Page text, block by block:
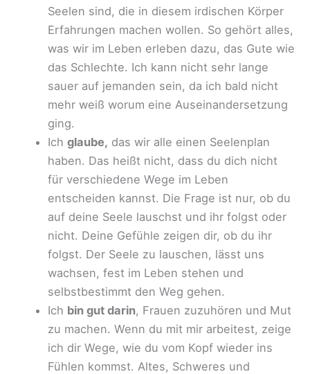
Seelen sind, die in diesem irdischen Körper
Erfahrungen machen wollen. So gehört alles,
was wir im Leben erleben dazu, das Gute wie
das Schlechte. Ich kann nicht sehr lange
sauer auf jemanden sein, da ich bald nicht
mehr weiß worum eine Auseinandersetzung
ging.
Ichglaube, das wir alle einen Seelenplan
haben. Das heißt nicht, dass du dich nicht
für verschiedene Wege im Leben
entscheiden kannst. Die Frage ist nur, ob du
auf deine Seele lauschst und ihr folgst oder
nicht. Deine Gefühle zeigen dir, ob du ihr
folgst. Der Seele zu lauschen, lässt uns
wachsen, fest im Leben stehen und
selbstbestimmt den Weg gehen.
Ich bin gut darin, Frauen zuzuhören und Mut
zu machen. Wenn du mit mir arbeitest, zeige
ich dir Wege, wie du vom Kopf wieder ins
Fühlen kommst. Altes, Schweres und